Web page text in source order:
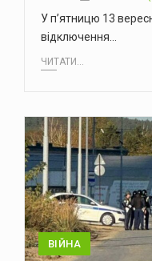
У п’ятницю 13
відключення…
ЧИТАТИ...
ВІЙНА